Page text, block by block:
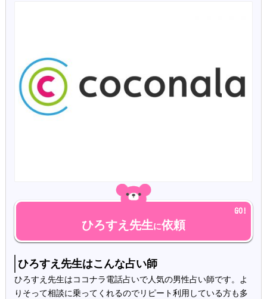
ひろすえ先生に依頼
ひろすえ先生はこんな占い師
ひろすえ先生はココナラ電話占いで人気の男性占い師です。よ
りそって相談に乗ってくれるのでリピート利用している方も多